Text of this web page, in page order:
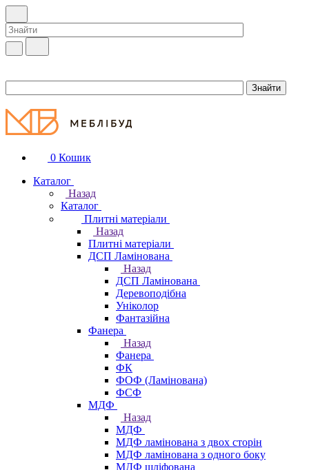
0 Кошик
Каталог
Назад
Каталог
Плитні матеріали
Назад
Плитні матеріали
ДСП Ламінована
Назад
ДСП Ламінована
Деревоподібна
Уніколор
Фантазійна
Фанера
Назад
Фанера
ФК
ФОФ (Ламінована)
ФСФ
МДФ
Назад
МДФ
МДФ ламінована з двох сторін
МДФ ламінована з одного боку
МДФ шліфована